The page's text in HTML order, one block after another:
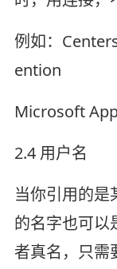
例如：
ention
Microsoft
2.4 用户名
当你引用的是
的名字也可以
者真名，只需